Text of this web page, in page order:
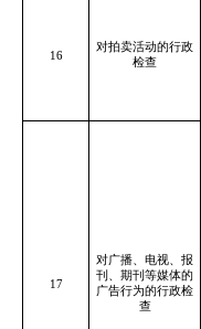
16
对拍卖活动的行政
检查
17
对广播、电视、报
刊、期刊等媒体的
广告行为的行政检
查